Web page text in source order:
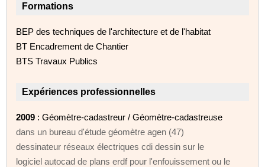
Formations
BEP des techniques de l'architecture et de l'habitat
BT Encadrement de Chantier
BTS Travaux Publics
Expériences professionnelles
2009 : Géomètre-cadastreur / Géomètre-cadastreuse
dans un bureau d'étude géomètre agen (47)
dessinateur réseaux électriques cdi dessin sur le
logiciel autocad de plans erdf pour l'enfouissement ou le